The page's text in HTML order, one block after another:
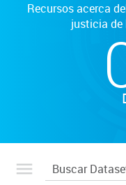
Recursos acerca
justicia de